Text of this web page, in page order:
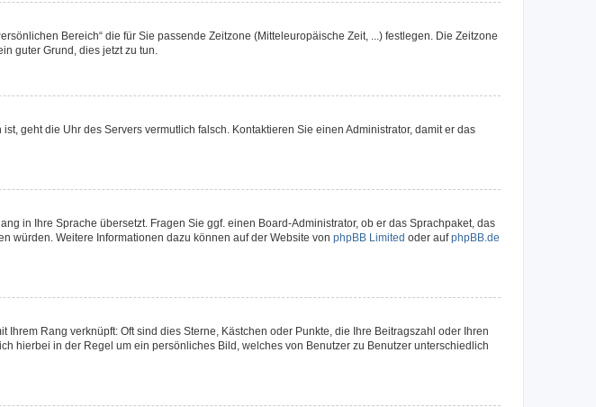
Bereich“ die für Sie passende Zeitzone (Mitteleuropäische Zeit, ...) festlegen. Die Zeitzone
guter Grund, dies jetzt zu tun.
geht die Uhr des Servers vermutlich falsch. Kontaktieren Sie einen Administrator, damit er das
in Ihre Sprache übersetzt. Fragen Sie ggf. einen Board-Administrator, ob er das Sprachpaket, das
würden. Weitere Informationen dazu können auf der Website von phpBB Limited oder aufphpBB.de
Rang verknüpft: Oft sind dies Sterne, Kästchen oder Punkte, die Ihre Beitragszahl oder Ihren
hierbei in der Regel um ein persönliches Bild, welches von Benutzer zu Benutzer unterschiedlich